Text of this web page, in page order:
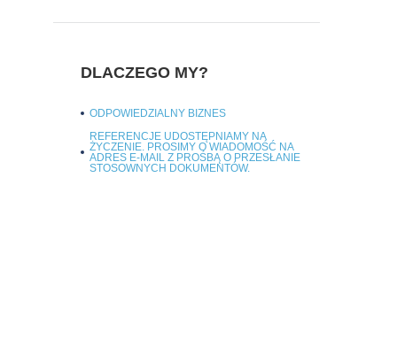
DLACZEGO MY?
ODPOWIEDZIALNY BIZNES
REFERENCJE UDOSTĘPNIAMY NA
ŻYCZENIE. PROSIMY O WIADOMOŚĆ NA
ADRES E-MAIL Z PROŚBĄ O PRZESŁANIE
STOSOWNYCH DOKUMENTÓW.